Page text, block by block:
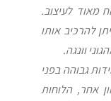
מאוד לעיצוב.
להרכיב אותו
וונגה.
גבוהה בפני
אחר, הלוחות